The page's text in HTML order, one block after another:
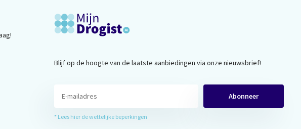
Blijf op de hoogte van de laatste aanbiedingen via onze nieuwsbrief!
Abonneer
* Lees hier de wettelijke beperkingen